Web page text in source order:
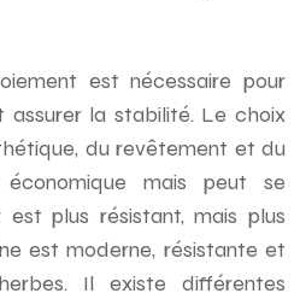
est nécessaire pour
la stabilité. Le choix
du revêtement et du
mais peut se
plus résistant, mais plus
est moderne, résistante et
Il existe différentes